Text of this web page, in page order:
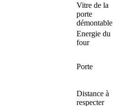
Vitre de la
porte
démontable
Energie du
four
Porte
Distance à
respecter